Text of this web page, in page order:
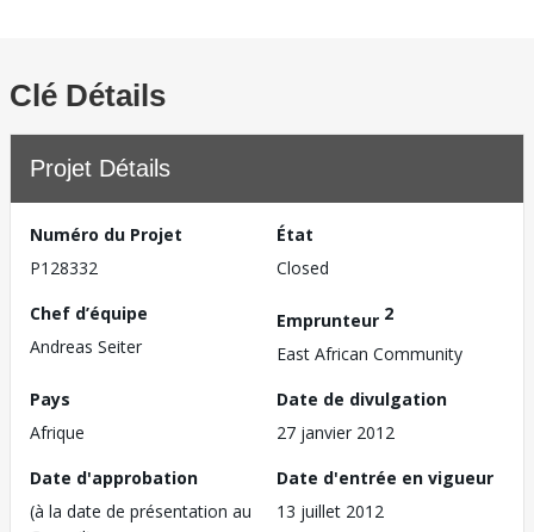
Clé Détails
Projet Détails
Numéro du Projet
P128332
État
Closed
Chef d’équipe
Andreas Seiter
Emprunteur 2
East African Community
Pays
Afrique
Date de divulgation
27 janvier 2012
Date d'approbation
(à la date de présentation au
Date d'entrée en vigueur
13 juillet 2012